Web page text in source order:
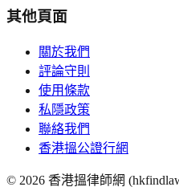
其他頁面
關於我們
評論守則
使用條款
私隱政策
聯絡我們
香港搵公證行網
© 2026 香港搵律師網